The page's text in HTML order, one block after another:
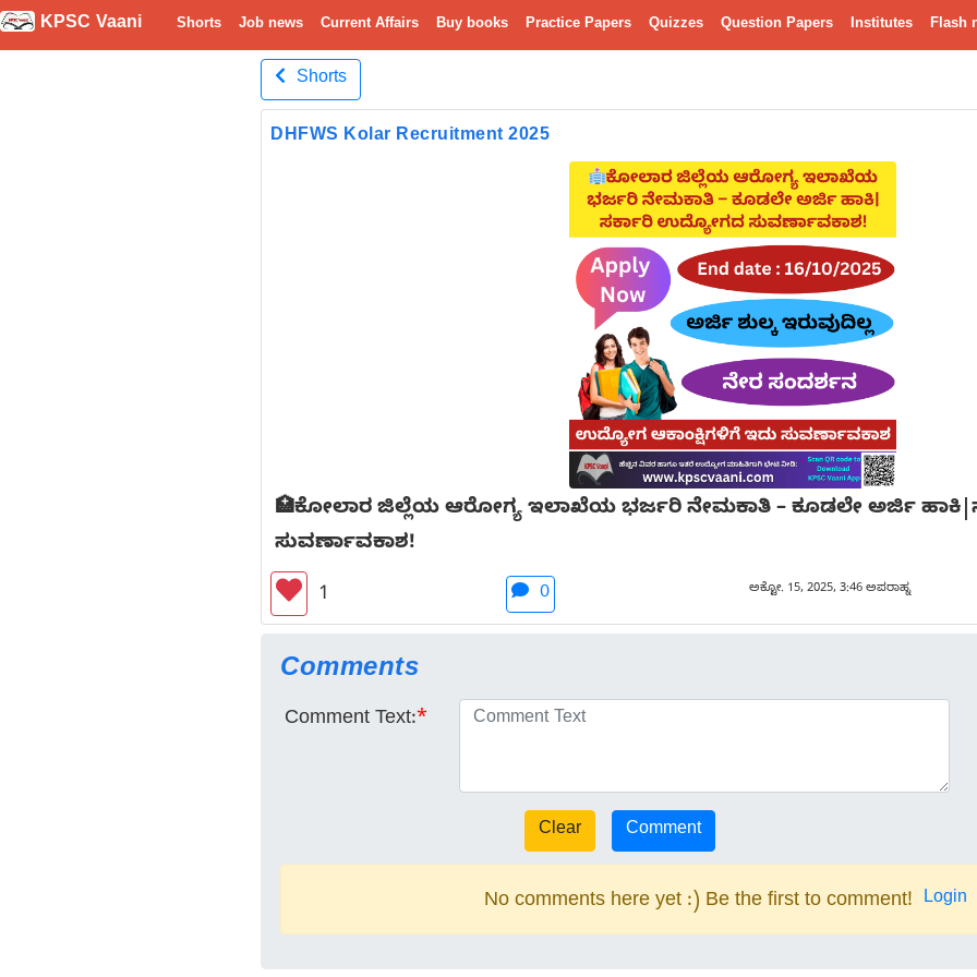
KPSC Vaani Shorts Job news Current Affairs Buy books Practice Papers Quizzes Question Papers Institutes Flash
Shorts
DHFWS Kolar Recruitment 2025
🏥ಕೋಲಾರ ಜಿಲ್ಲೆಯ ಆರೋಗ್ಯ ಇಲಾಖೆಯ ಭರ್ಜರಿ ನೇಮಕಾತಿ – ಕೂಡಲೇ ಅರ್ಜಿ
ಸುವರ್ಣಾವಕಾಶ!
1
0 ಅಕ್ಟೋ. 15, 2025, 3:46 ಅಪರಾಹ್ನ
Comments
Comment Text:*
No comments here yet :) Be the first to comment! Login